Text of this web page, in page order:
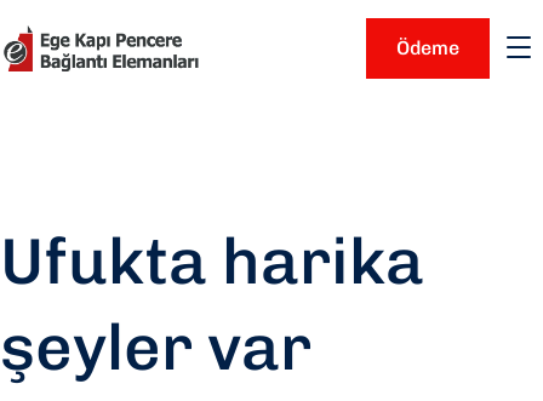
Ödeme
Ufukta harika
şeyler var